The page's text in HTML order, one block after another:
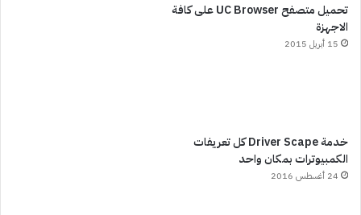
تحميل متصفح UC Browser على كافة
الاجهزة
15 أبريل 2015
خدمة Driver Scape كل تعريفات
الكمبيوترات بمكان واحد
24 أغسطس 2016